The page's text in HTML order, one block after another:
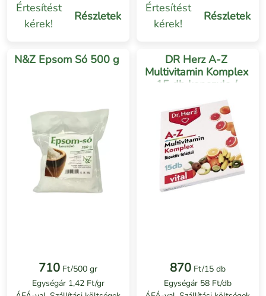
Értesítést
kérek!
Részletek
Értesítést
kérek!
Részletek
N&Z Epsom Só 500 g
710 Ft/500 gr
Egységár 1,42 Ft/gr
DR Herz A-Z
Multivitamin Komplex
15 db kapszula /
870 Ft/15 db
Egységár 58 Ft/db